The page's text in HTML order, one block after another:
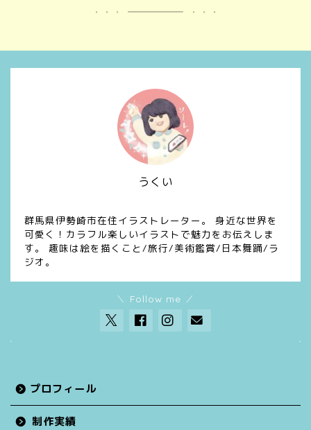
うくい
群馬県伊勢崎市在住イラストレーター。 身近な世界を
可愛く！カラフル楽しいイラストで魅力をお伝えしま
す。 趣味は絵を描くこと/旅行/美術鑑賞/日本舞踊/ラ
ジオ。
＼ Follow me ／
プロフィール
制作実績